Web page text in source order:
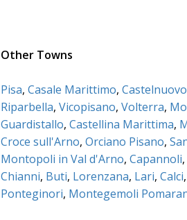
Other Towns
Pisa, Casale Marittimo,
Riparbella, Vicopisano, Volterra,
Guardistallo, Castellina Marittima,
Croce sull'Arno, Orciano Pisano,
Montopoli in Val d'Arno, Capannoli,
Chianni, Buti, Lorenzana, Lari, Calci,
Ponteginori, Montegemoli